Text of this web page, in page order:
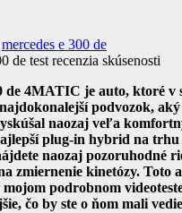
mercedes e 300 de
de 4MATIC je auto, ktoré v
podvozok, aký
naozaj veľa
plug-in hybrid na trhu
naozaj pozoruhodné
zmiernenie kinetózy. Toto
podrobnom
čo by ste o ňom mali